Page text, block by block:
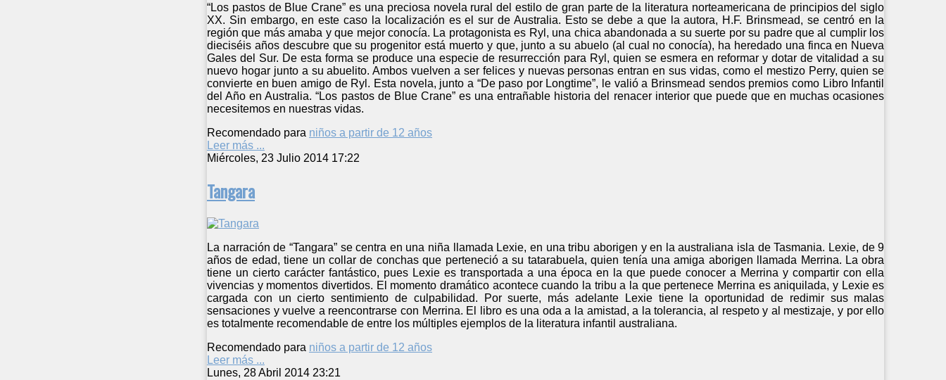
“Los pastos de Blue Crane” es una preciosa novela rural del estilo de gran parte de la literatura norteamericana de principios del siglo
XX. Sin embargo, en este caso la localización es el sur de Australia. Esto se debe a que la autora, H.F. Brinsmead, se centró en la
región que más amaba y que mejor conocía. La protagonista es Ryl, una chica abandonada a su suerte por su padre que al cumplir los
dieciséis años descubre que su progenitor está muerto y que, junto a su abuelo (al cual no conocía), ha heredado una finca en Nueva
Gales del Sur. De esta forma se produce una especie de resurrección para Ryl, quien se esmera en reformar y dotar de vitalidad a su
nuevo hogar junto a su abuelito. Ambos vuelven a ser felices y nuevas personas entran en sus vidas, como el mestizo Perry, quien se
convierte en buen amigo de Ryl. Esta novela, junto a “De paso por Longtime”, le valió a Brinsmead sendos premios como Libro Infantil
del Año en Australia. “Los pastos de Blue Crane” es una entrañable historia del renacer interior que puede que en muchas ocasiones
necesitemos en nuestras vidas.
Recomendado para niños a partir de 12 años
Leer más ...
Miércoles, 23 Julio 2014 17:22
Tangara
La narración de “Tangara” se centra en una niña llamada Lexie, en una tribu aborigen y en la australiana isla de Tasmania. Lexie, de 9
años de edad, tiene un collar de conchas que perteneció a su tatarabuela, quien tenía una amiga aborigen llamada Merrina. La obra
tiene un cierto carácter fantástico, pues Lexie es transportada a una época en la que puede conocer a Merrina y compartir con ella
vivencias y momentos divertidos. El momento dramático acontece cuando la tribu a la que pertenece Merrina es aniquilada, y Lexie es
cargada con un cierto sentimiento de culpabilidad. Por suerte, más adelante Lexie tiene la oportunidad de redimir sus malas
sensaciones y vuelve a reencontrarse con Merrina. El libro es una oda a la amistad, a la tolerancia, al respeto y al mestizaje, y por ello
es totalmente recomendable de entre los múltiples ejemplos de la literatura infantil australiana.
Recomendado para niños a partir de 12 años
Leer más ...
Lunes, 28 Abril 2014 23:21